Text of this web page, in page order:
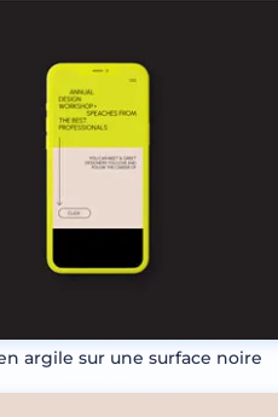
argile sur une surface noire